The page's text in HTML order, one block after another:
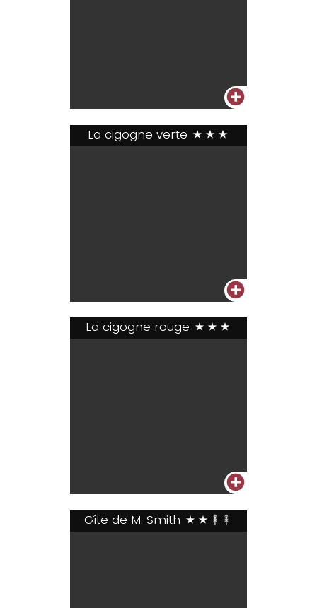
+
La cigogne verte ***
+
La cigogne rouge ***
+
Gîte de M. Smith **++